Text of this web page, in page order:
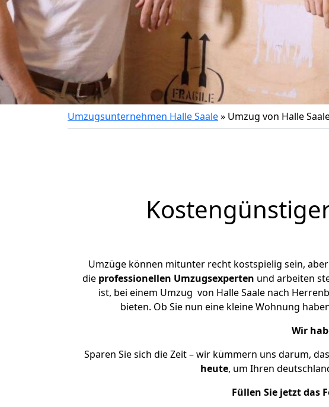
Umzugsunternehmen Halle Saale» Umzug von Halle
Umzüge können mitunter recht kostspielig sein,
die professionellen Umzugsexperten und arbeiten
ist, bei einem Umzug von Halle Saale nach
bieten. Ob Sie nun eine kleine Wohnung
Wir
Sparen Sie sich die Zeit – wir kümmern uns darum,
heute, um Ihren
Füllen Sie jetzt das